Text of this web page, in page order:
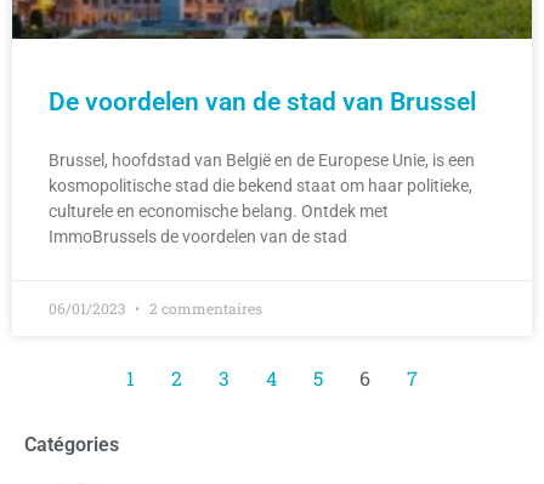
De voordelen van de stad van Brussel
Brussel, hoofdstad van België en de Europese Unie, is een
kosmopolitische stad die bekend staat om haar politieke,
culturele en economische belang. Ontdek met
ImmoBrussels de voordelen van de stad
06/01/2023 2 commentaires
1 2 3 4 5 6 7
Catégories